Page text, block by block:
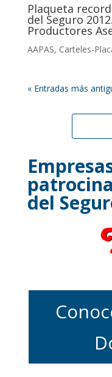
Plaqueta
del Seguro
Productores
AAPAS, Carteles-
« Entradas más
del